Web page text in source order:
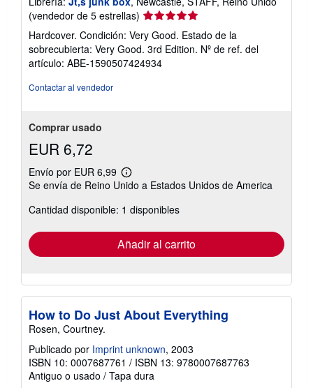
(vendedor de 5 estrellas) Calificación
del
vendedor:
5
de
Hardcover. Condición: Very Good. Estado de la
sobrecubierta: Very Good. 3rd Edition. Nº de ref. del
artículo: ABE-1590507424934
Contactar al vendedor
Comprar usado
EUR 6,72
Envío por EUR 6,99
Más
información
las
tarifas
envío
Se envía de Reino Unido a Estados Unidos de America
Cantidad disponible: 1 disponibles
Añadir al carrito
How to Do Just About Everything
Rosen, Courtney.
Publicado por Imprint unknown, 2003
ISBN 10: 0007687761 / ISBN 13: 9780007687763
Antiguo o usado / Tapa dura